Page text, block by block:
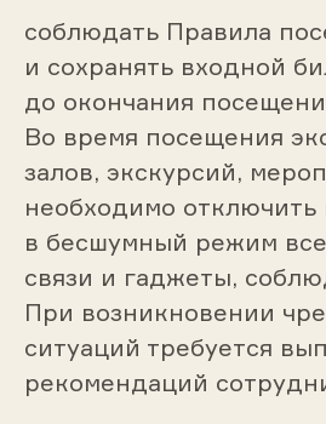
соблюдать Правила
и сохранять входной
до окончания
Во время посещения
залов, экскурсий,
необходимо отключить
в бесшумный режим
связи и гаджеты,
При возникновении
ситуаций требуется
рекомендаций